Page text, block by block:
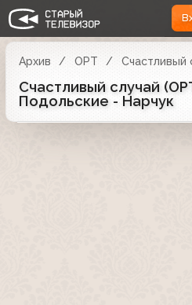
Архив ОРТ Счастливый
Счастливый случай
Подольские - Нарчук